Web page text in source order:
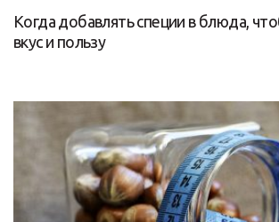
Когда добавлять специи в блюда,
вкус и пользу